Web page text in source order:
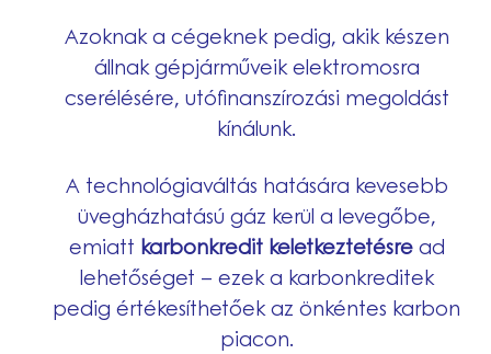
Azoknak a cégeknek pedig, akik készen
állnak gépjárműveik elektromosra
cserélésére, utófinanszírozási megoldást
kínálunk.
A technológiaváltás hatására kevesebb
üvegházhatású gáz kerül a levegőbe,
emiatt karbonkredit keletkeztetésread
lehetőséget – ezek a karbonkreditek
pedig értékesíthetőek az önkéntes karbon
piacon.